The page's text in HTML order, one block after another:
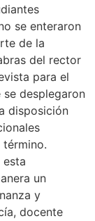
se enteraron
de la
del rector
para el
desplegaron
disposición
término.
esta
un
y
docente